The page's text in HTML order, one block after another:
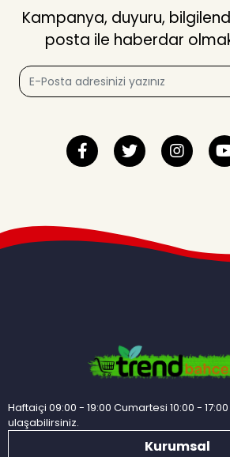
Kampanya, duyuru,
posta ile haberdar
Haftaiçi 09:00 - 19:00 Cumartesi 10:00 -
ulaşabilirsiniz.
Kurumsal